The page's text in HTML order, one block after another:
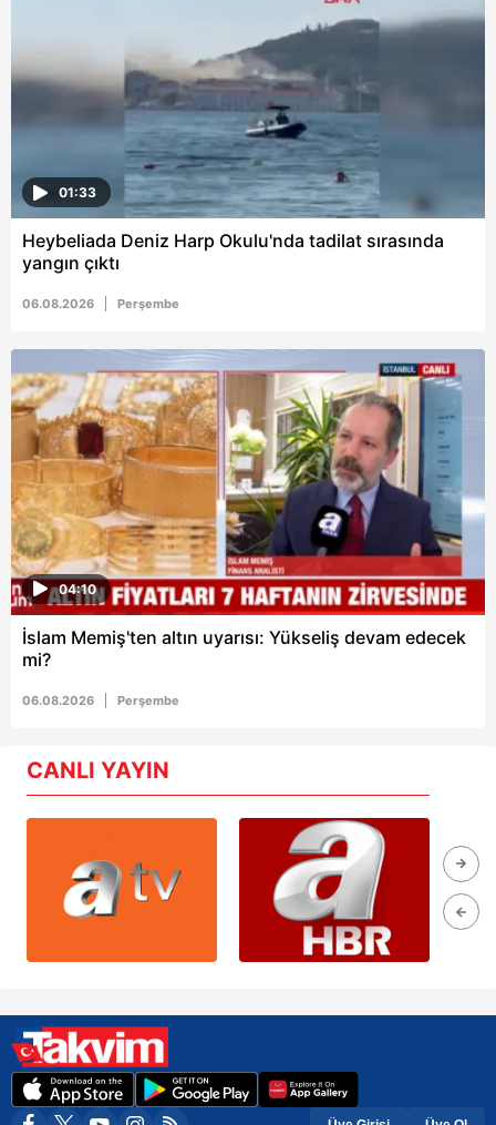
01:33
Heybeliada Deniz Harp Okulu'nda tadilat sırasında
yangın çıktı
06.08.2026 Perşembe
04:10
İslam Memiş'ten altın uyarısı: Yükseliş devam edecek
mi?
06.08.2026 Perşembe
CANLI YAYIN